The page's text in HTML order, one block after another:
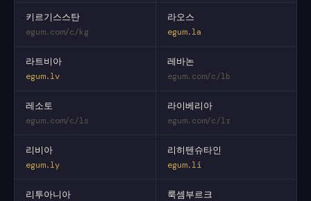
키르기스스탄
egum.com/c/kg
라오스
egum.la
라트비아
egum.lv
레바논
egum.com/c/lb
레소토
egum.com/c/ls
라이베리아
egum.com/c/lr
리비아
egum.ly
리히텐슈타인
egum.li
리투아니아 룩셈부르크